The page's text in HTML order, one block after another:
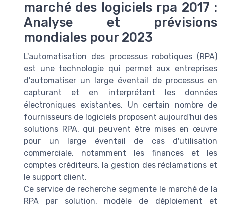
marché des logiciels rpa 2017 :
Analyse et prévisions
mondiales pour 2023
L'automatisation des processus robotiques (RPA)
est une technologie qui permet aux entreprises
d'automatiser un large éventail de processus en
capturant et en interprétant les données
électroniques existantes. Un certain nombre de
fournisseurs de logiciels proposent aujourd'hui des
solutions RPA, qui peuvent être mises en œuvre
pour un large éventail de cas d'utilisation
commerciale, notamment les finances et les
comptes créditeurs, la gestion des réclamations et
le support client.
Ce service de recherche segmente le marché de la
RPA par solution, modèle de déploiement et